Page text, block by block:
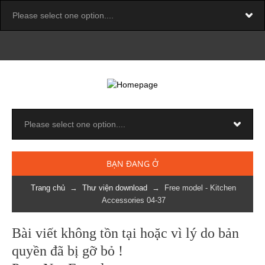
BẠN ĐANG Ở
Trang chủ → Thư viện download → Free model - Kitchen
Accessories 04-37
Bài viết không tồn tại hoặc vì lý do bản
quyền đã bị gỡ bỏ !